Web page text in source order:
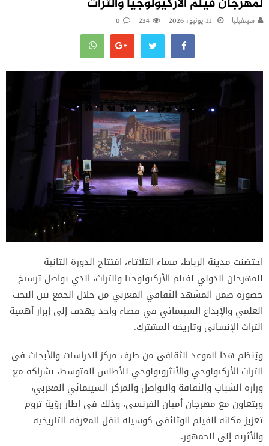
سينفيليا 11 يونيو، 2026 234
0
احتضنت مدينة الرباط، مساء الثلاثاء، افتتاح الدورة الثانية
للمهرجان الدولي لفيلم الأركيولوجيا والتراث، الذي يواصل ترسيخ
حضوره ضمن المشهد الثقافي المغربي من خلال الجمع بين البحث
العلمي والإبداع السينمائي في فضاء واحد يهدف إلى إبراز أهمية
التراث الإنساني وتاريخه المشترك.
ويُنظم هذا الموعد الثقافي من طرف مركز الدراسات والأبحاث في
التراث الأركيولوجي والأنثروبولوجي للأطلس المتوسط، بشراكة مع
وزارة الشباب والثقافة والتواصل والمركز السينمائي المغربي،
وبتعاون مع مهرجان أميان الفرنسي، وذلك في إطار رؤية تروم
تعزيز مكانة الفيلم الوثائقي كوسيلة لنقل المعرفة التاريخية
والأثرية إلى الجمهور.